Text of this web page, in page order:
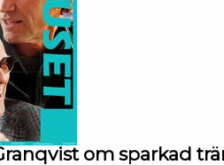
om sparkad